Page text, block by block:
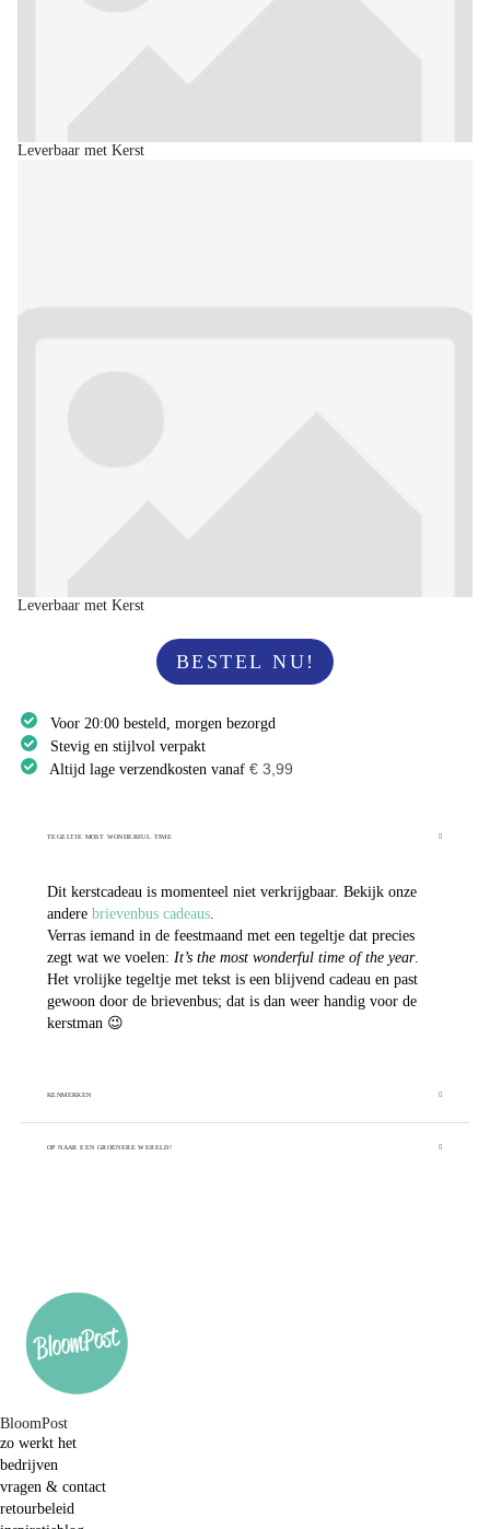
Leverbaar met Kerst
Leverbaar met Kerst
BESTEL NU!
Voor 20:00 besteld, morgen bezorgd
Stevig en stijlvol verpakt
Altijd lage verzendkosten vanaf € 3,99
TEGELTJE MOST WONDERFUL TIME
Dit kerstcadeau is momenteel niet verkrijgbaar. Bekijk onze
andere brievenbus cadeaus
Verras iemand in de feestmaand met een tegeltje dat precies
zegt wat we voelen: It’s the most wonderful time of the year.
Het vrolijke tegeltje met tekst is een blijvend cadeau en past
gewoon door de brievenbus; dat is dan weer handig voor de
kerstman 😉
KENMERKEN
OP NAAR EEN GROENERE WERELD!
BloomPost
zo werkt het
bedrijven
vragen & contact
retourbeleid